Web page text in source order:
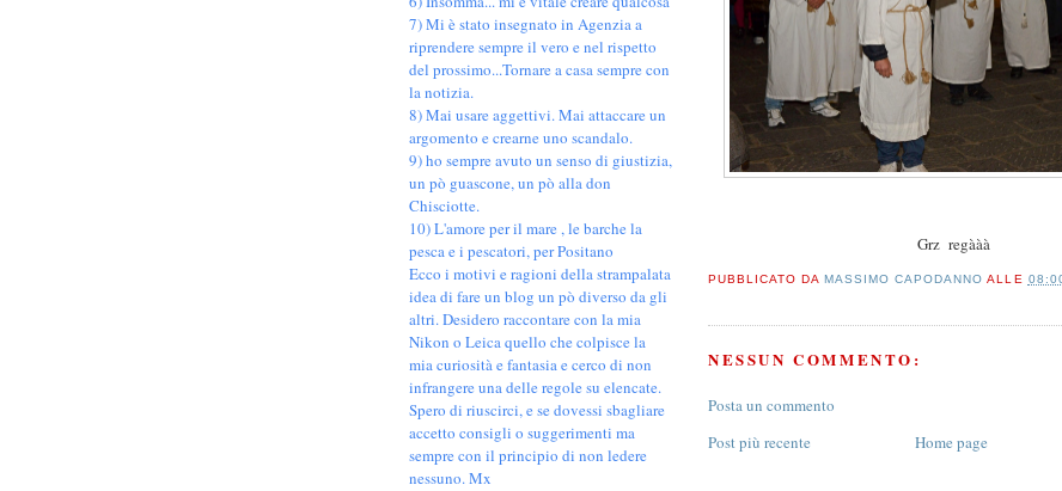
Grz regààà
PUBBLICATO DAMASSIMO CAPODANNO ALLE
NESSUN COMMENTO:
Posta un commento
Post più recente
Home page
7) Mi è stato insegnato in Agenzia a
riprendere sempre il vero e nel rispetto
del prossimo...Tornare a casa sempre con
la notizia.
8) Mai usare aggettivi. Mai attaccare un
argomento e crearne uno scandalo.
9) ho sempre avuto un senso di giustizia,
un pò guascone, un pò alla don
Chisciotte.
10) L'amore per il mare , le barche la
pesca e i pescatori, per Positano
Ecco i motivi e ragioni della strampalata
idea di fare un blog un pò diverso da gli
altri. Desidero raccontare con la mia
Nikon o Leica quello che colpisce la
mia curiosità e fantasia e cerco di non
infrangere una delle regole su elencate.
Spero di riuscirci, e se dovessi sbagliare
accetto consigli o suggerimenti ma
sempre con il principio di non ledere
nessuno. Mx